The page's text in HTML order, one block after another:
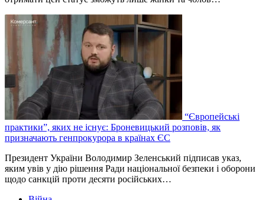
“Європейські
практики”, яких не існує: Броневицький розповів, як
призначають генпрокурора в країнах ЄС
Президент України Володимир Зеленський підписав указ,
яким увів у дію рішення Ради національної безпеки і оборони
щодо санкцій проти десяти російських…